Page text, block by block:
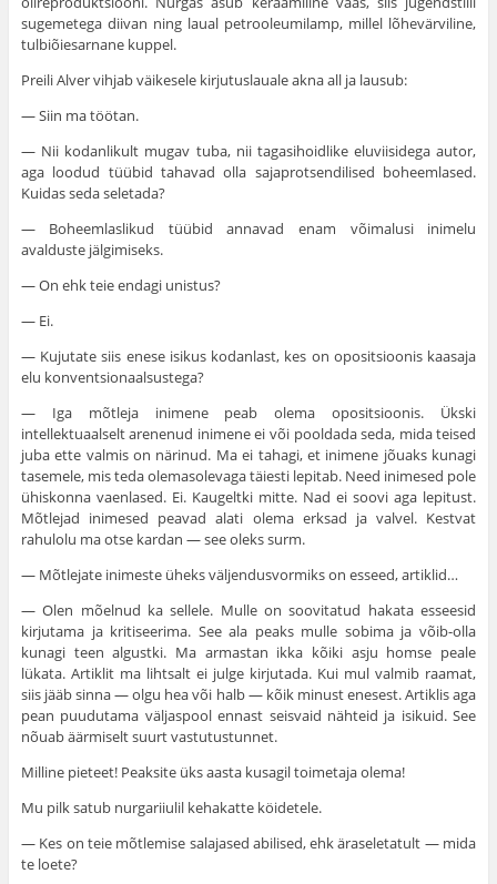
sugemetega diivan ning laual petrooleumilamp, millel lõhevärviline,
tulbiõiesarnane kuppel.
Preili Alver vihjab väikesele kirjutuslauale akna all ja lausub:
— Siin ma töötan.
— Nii kodanlikult mugav tuba, nii tagasihoidlike eluviisidega autor,
aga loodud tüübid tahavad olla sajaprotsendilised boheemlased.
Kuidas seda seletada?
— Boheemlaslikud tüübid annavad enam võimalusi inimelu
avalduste jälgimiseks.
— On ehk teie endagi unistus?
— Ei.
— Kujutate siis enese isikus kodanlast, kes on opositsioonis kaasaja
elu konventsionaalsustega?
— Iga mõtleja inimene peab olema opositsioonis. Ükski
intellektuaalselt arenenud inimene ei või pooldada seda, mida teised
juba ette valmis on närinud. Ma ei tahagi, et inimene jõuaks kunagi
tasemele, mis teda olemasolevaga täiesti lepitab. Need inimesed pole
ühiskonna vaenlased. Ei. Kaugeltki mitte. Nad ei soovi aga lepitust.
Mõtlejad inimesed peavad alati olema erksad ja valvel. Kestvat
rahulolu ma otse kardan — see oleks surm.
— Mõtlejate inimeste üheks väljendusvormiks on esseed, artiklid…
— Olen mõelnud ka sellele. Mulle on soovitatud hakata esseesid
kirjutama ja kritiseerima. See ala peaks mulle sobima ja võib-olla
kunagi teen algustki. Ma armastan ikka kõiki asju homse peale
lükata. Artiklit ma lihtsalt ei julge kirjutada. Kui mul valmib raamat,
siis jääb sinna — olgu hea või halb — kõik minust enesest. Artiklis aga
pean puudutama väljaspool ennast seisvaid nähteid ja isikuid. See
nõuab äärmiselt suurt vastutustunnet.
Milline pieteet! Peaksite üks aasta kusagil toimetaja olema!
Mu pilk satub nurgariiulil kehakatte köidetele.
— Kes on teie mõtlemise salajased abilised, ehk äraseletatult — mida
te loete?